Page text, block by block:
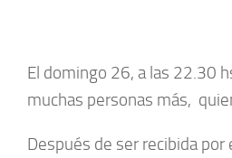
El domingo 26, a las 22.30
muchas personas más,
Después de ser recibida